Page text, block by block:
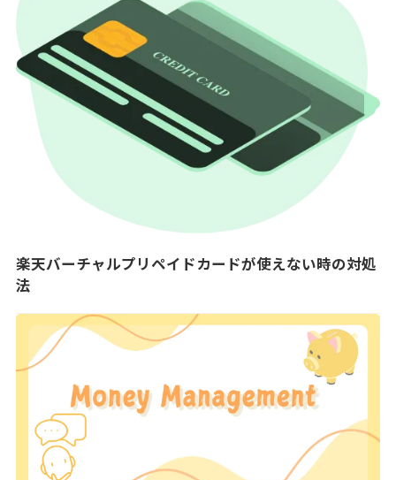
楽天バーチャルプリペイドカードが使えない時の対処
法